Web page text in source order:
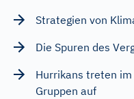
Strategien von
Die Spuren des
Hurrikans treten
Gruppen auf